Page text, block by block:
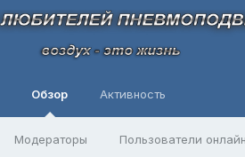
Обзор
Модераторы Пользователи онлайн
Активность